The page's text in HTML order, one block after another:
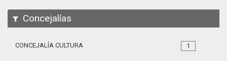
Concejalías
1
CONCEJALÍA CULTURA